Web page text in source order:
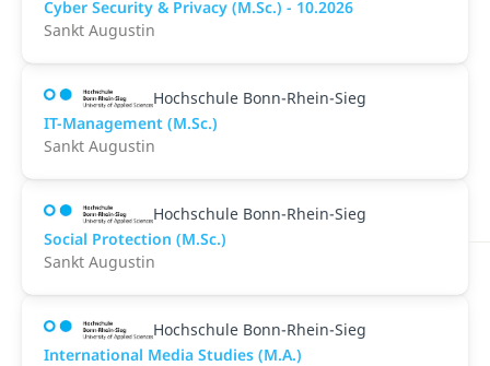
Cyber Security & Privacy (M.Sc.) - 10.2026
Sankt Augustin
Hochschule Bonn-Rhein-Sieg
IT-Management (M.Sc.)
Sankt Augustin
Hochschule Bonn-Rhein-Sieg
Social Protection (M.Sc.)
Sankt Augustin
Hochschule Bonn-Rhein-Sieg
International Media Studies (M.A.)